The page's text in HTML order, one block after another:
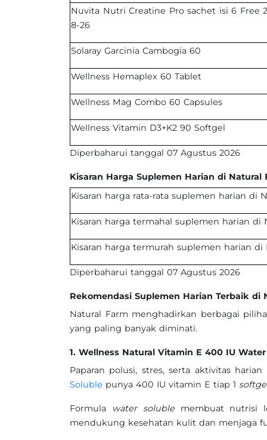
Nuvita Nutri Creatine Pro sachet isi 6 Free
8-26
Solaray Garcinia Cambogia 60
Wellness Hemaplex 60 Tablet
Wellness Mag Combo 60 Capsules
Wellness Vitamin D3+K2 90 Softgel
Diperbaharui tanggal 07 Agustus 2026
Kisaran Harga Suplemen Harian di Natural
Kisaran harga rata-rata suplemen harian di
Kisaran harga termahal suplemen harian di
Kisaran harga termurah suplemen harian di
Diperbaharui tanggal 07 Agustus 2026
Rekomendasi Suplemen Harian Terbaik di
Natural Farm menghadirkan berbagai
yang paling banyak diminati.
1. Wellness Natural Vitamin E 400 IU
Paparan polusi, stres, serta aktivitas
Soluble punya 400 IU vitamin E tiap 1
Formula water soluble membuat nutrisi
mendukung kesehatan kulit dan menjaga